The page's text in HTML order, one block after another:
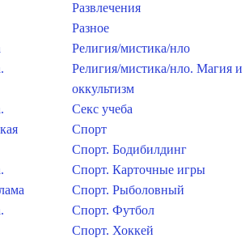
Развлечения
Разное
Религия/мистика/нло
Религия/мистика/нло. Магия и
оккультизм
Секс учеба
Спорт
Спорт. Бодибилдинг
Спорт. Карточные игры
Спорт. Рыболовный
Спорт. Футбол
Спорт. Хоккей